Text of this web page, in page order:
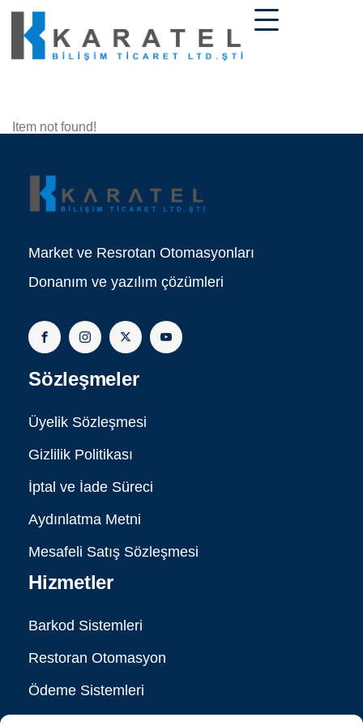
Item not found!
Market ve Resrotan Otomasyonları
Donanım ve yazılım çözümleri
Sözleşmeler
Üyelik Sözleşmesi
Gizlilik Politikası
İptal ve İade Süreci
Aydınlatma Metni
Mesafeli Satış Sözleşmesi
Hizmetler
Barkod Sistemleri
Restoran Otomasyon
Ödeme Sistemleri